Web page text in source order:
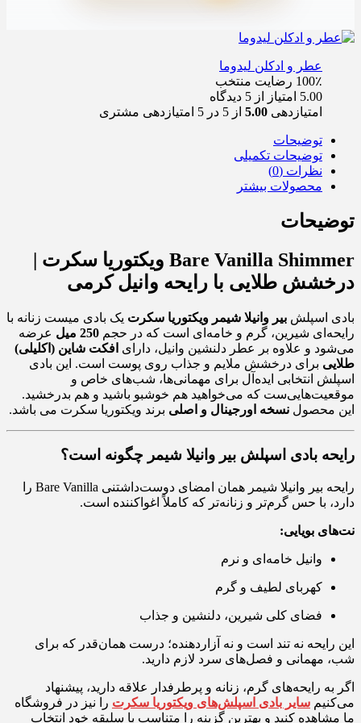
عطر و ادکلن لیدوما
100٪ رضایت
منتخب
5.00 امتیاز از 5 دیدگاه
امتیازدهی 5.00 از 5 در 5 امتیازدهی مشتری
توضیحات
توضیحات تکمیلی
نظرات (0)
محصولات بیشتر
توضیحات
Bare Vanilla Shimmer ویکتوریا سکرت |
درخشش طلایی با رایحه وانیل کرمی
بادی اسپلش بیر وانیلا شیمر ویکتوریا سکرت یک بادی میست زنانه با
رایحه‌ای شیرین، گرم و خامه‌ای است که در حجم 250 میل
عرضه
می‌شود و علاوه بر عطر دلنشین وانیل، دارای افکت شاین (اکلیلی)
طلایی برای درخشش ملایم و جذاب روی پوست است. این بادی
اسپلش انتخابی ایده‌آل برای مهمانی‌ها، شب‌های خاص و
موقعیت‌هایی‌ست که می‌خواهید هم خوشبو باشید و هم بدرخشید.
این محصول نسخه اورجینال و اصلی برند ویکتوریا سکرت می باشد.
رایحه بادی اسپلش بیر وانیلا شیمر چگونه است؟
رایحه بیر وانیلا شیمر همان امضای دوست‌داشتنی Bare Vanilla را
دارد، با حس گرم‌تر و زنانه‌تر که کاملاً اغواکننده است.
نت‌های بویایی:
وانیل خامه‌ای و نرم
کهربای لطیف و گرم
فضای کلی شیرین، دلنشین و جذاب
این رایحه نه تند است و نه آزاردهنده؛ درست همان‌قدر که برای
شب، مهمانی و فصل‌های سرد لازم دارید.
اگر به رایحه‌های گرم، زنانه و پرطرفدار علاقه دارید، پیشنهاد
می‌کنیم سایر بادی اسپلش‌های ویکتوریا سکرت را نیز در فروشگاه
ما مشاهده کنید و بهترین گزینه را متناسب با سلیقه خود انتخاب